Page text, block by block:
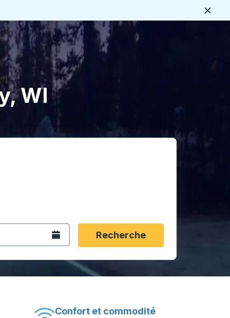
WI
pour accéder à la ville d'origine souhaitée, puis
de localisation, puis utilisez les touches fléchées
Ouvrez le calendrier.Recherche
Confort et commodité